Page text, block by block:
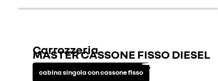
MASTER CASSONE FISSO DIESEL
Carrozzeria
cabina singola con cassone fisso